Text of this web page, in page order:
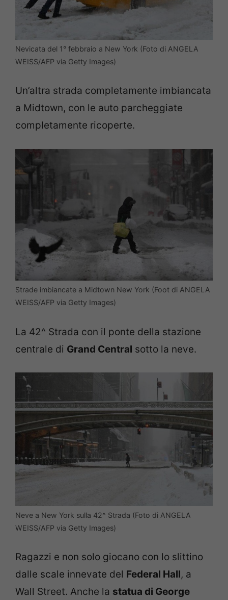
Nevicata del 1° febbraio a New York (Foto di ANGELA
WEISS/AFP via Getty Images)
Un’altra strada completamente imbiancata
a Midtown, con le auto parcheggiate
completamente ricoperte.
Strade imbiancate a Midtown New York (Foot di ANGELA
WEISS/AFP via Getty Images)
La 42^ Strada con il ponte della stazione
centrale di Grand Central sotto la neve.
Neve a New York sulla 42^ Strada (Foto di ANGELA
WEISS/AFP via Getty Images)
Ragazzi e non solo giocano con lo slittino
dalle scale innevate del Federal Hall, a
Wall Street. Anche la statua di George